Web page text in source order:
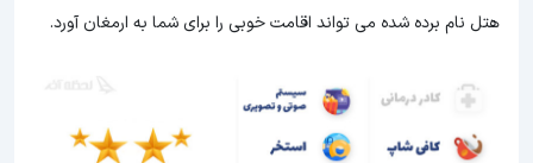
هتل نام برده شده می تواند اقامت خوبی را برای شما به ارمغان آورد.